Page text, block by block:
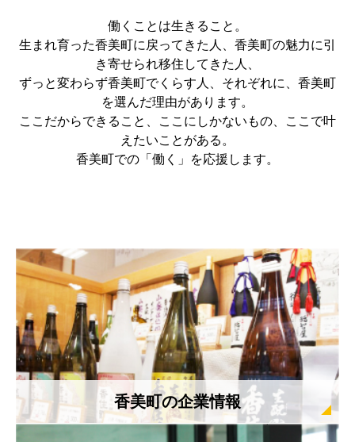
働くことは生きること。
生まれ育った香美町に戻ってきた人、香美町の魅力に引
き寄せられ移住してきた人、
ずっと変わらず香美町でくらす人、それぞれに、香美町
を選んだ理由があります。
ここだからできること、ここにしかないもの、ここで叶
えたいことがある。
香美町での「働く」を応援します。
香美町の企業情報